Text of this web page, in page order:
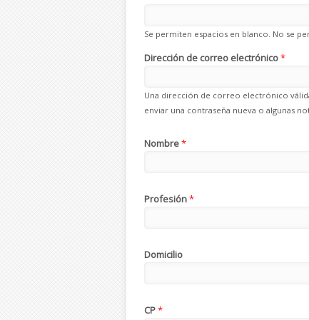
Se permiten espacios en blanco. No se
Dirección de correo electrónico*
Una dirección de correo electrónico
enviar una contraseña nueva o algunas
Nombre*
Profesión*
Domicilio
CP*